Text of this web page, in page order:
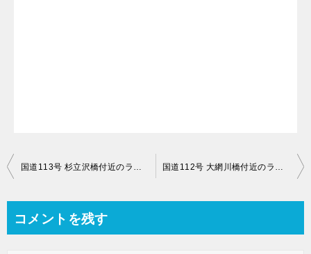
投
ビ
国道113号 杉立沢橋付近のライブカメラ【山形県西置賜郡小国町沼沢】 国道112号 大網川橋付近のライブカメラ【山形県鶴岡市】
コメントを残す